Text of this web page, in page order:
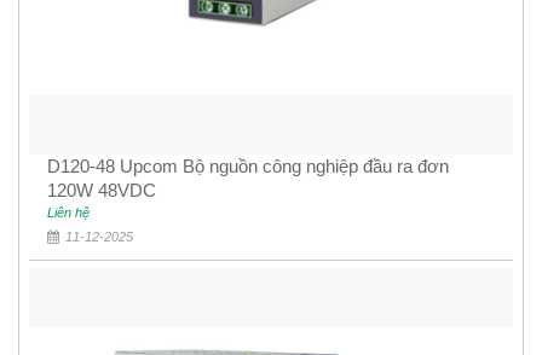
D120-48 Upcom Bộ nguồn công nghiệp đầu ra đơn
120W 48VDC
Liên hệ
11-12-2025